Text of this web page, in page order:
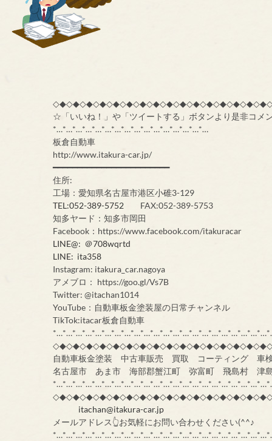
☆「いいね！」や「ツイートする」ボタンより是非コメ
*…*…*…*…*…*…*…*…*…*…*…*…*…*…*…*…
板倉自動車
http://www.itakura-car.jp/
━━━━━━━━━━━━━━━━━━━━━━━━
住所:
工場：愛知県名古屋市港区小碓3-129
TEL:052-389-5752
FAX:052-389-5753
知多ヤード：知多市岡田
Facebook：https://www.facebook.com/itakuracar
LINE@: ＠708wqrtd
LINE: ita358
Instagram: itakura_car.nagoya
アメブロ： https://goo.gl/Vs7B
Twitter: @itachan1014
YouTube：自動車板金塗装屋の日常チャンネル
TikTok:itacar板倉自動車
自動車板金塗装 中古車販売 買取 コーティング 車
名古屋市 あま市 海部郡蟹江町 弥富町 飛島村
itachan@itakura-car.jp
メールアドレス👆お気軽にお問い合わせください(^^♪